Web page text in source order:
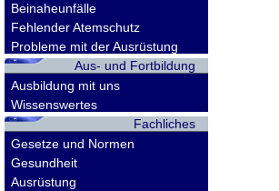
Beinaheunfälle
Fehlender Atemschutz
Probleme mit der Ausrüstung
Aus- und Fortbildung
Ausbildung mit uns
Wissenswertes
Fachliches
Gesetze und Normen
Gesundheit
Ausrüstung